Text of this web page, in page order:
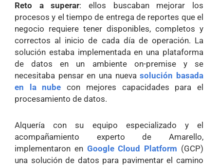
Reto a superar: ellos buscaban mejorar los
procesos y el tiempo de entrega de reportes que el
negocio requiere tener disponibles, completos y
correctos al inicio de cada día de operación. La
solución estaba implementada en una plataforma
de datos en un ambiente on-premise y se
necesitaba pensar en una nuevasolución basada
en la nube con mejores capacidades para el
procesamiento de datos.
Alquería con su equipo especializado y el
acompañamiento experto de Amarello,
implementaron en Google Cloud Platform (GCP)
una solución de datos para pavimentar el camino